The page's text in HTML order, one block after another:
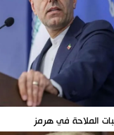
الملاحة في هرمز